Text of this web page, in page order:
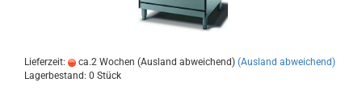
Lieferzeit: ca.2 Wochen (Ausland abweichend) (Ausland abweichend)
Lagerbestand: 0 Stück